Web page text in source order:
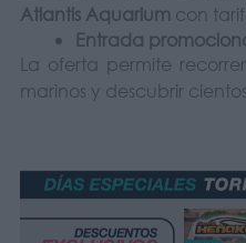
Atlantis Aquarium con
Entrada
La oferta permite
marinos y descubrir